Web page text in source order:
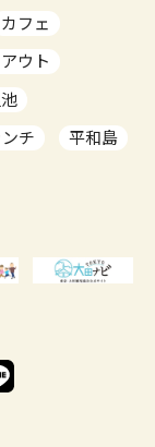
カフェ
ウト
ンチ
平和島